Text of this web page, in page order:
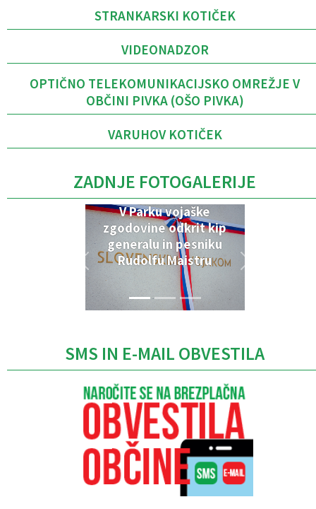
STRANKARSKI KOTIČEK
VIDEONADZOR
OPTIČNO TELEKOMUNIKACIJSKO OMREŽJE V
OBČINI PIVKA (OŠO PIVKA)
VARUHOV KOTIČEK
ZADNJE FOTOGALERIJE
V Parku vojaške
zgodovine odkrit kip
generalu in pesniku
Rudolfu Maistru
SMS IN E-MAIL OBVESTILA